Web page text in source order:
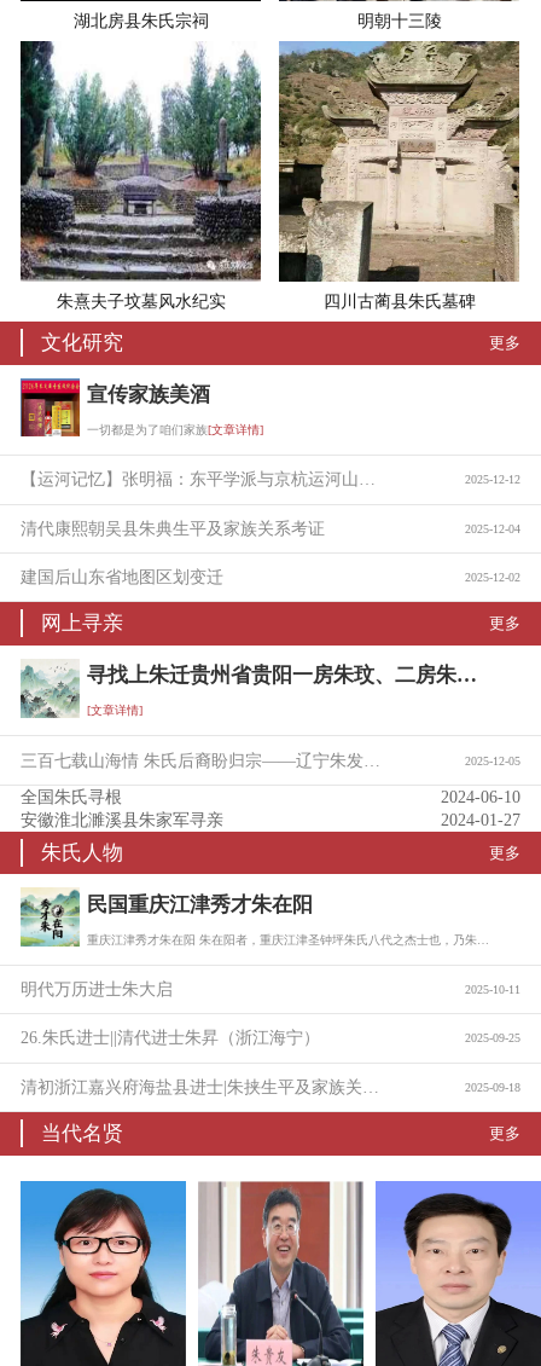
湖北房县朱氏宗祠 明朝十三陵
朱熹夫子坟墓风水纪实 四川古蔺县朱氏墓碑
文化研究 更多
宣传家族美酒
一切都是为了咱们家族[文章详情]
【运河记忆】张明福：东平学派与京杭运河山东段的贯通 2025-12-12
清代康熙朝吴县朱典生平及家族关系考证 2025-12-04
建国后山东省地图区划变迁 2025-12-02
网上寻亲 更多
寻找上朱迁贵州省贵阳一房朱玟、二房朱珖后裔宗亲信息
[文章详情]
2025-12-05
全国朱氏寻根
2024-06-10
安徽淮北濉溪县朱家军寻亲
2024-01-27
朱氏人物 更多
民国重庆江津秀才朱在阳
明代万历进士朱大启 2025-10-11
26.朱氏进士||清代进士朱昇（浙江海宁） 2025-09-25
2025-09-18
当代名贤 更多